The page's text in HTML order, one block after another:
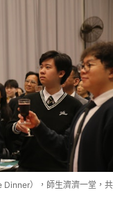
Dinner），師生濟濟一堂，共